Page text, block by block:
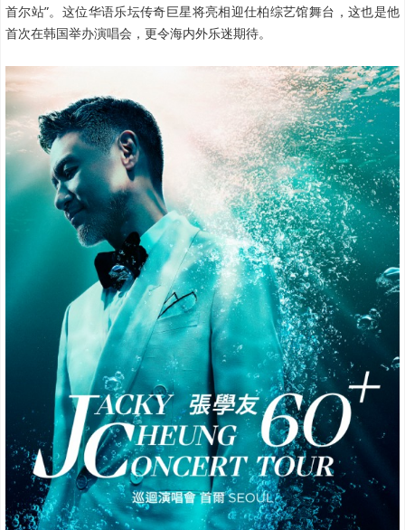
首尔站”。这位华语乐坛传奇巨星将亮相迎仕柏综艺馆舞台，这也是他
首次在韩国举办演唱会，更令海内外乐迷期待。